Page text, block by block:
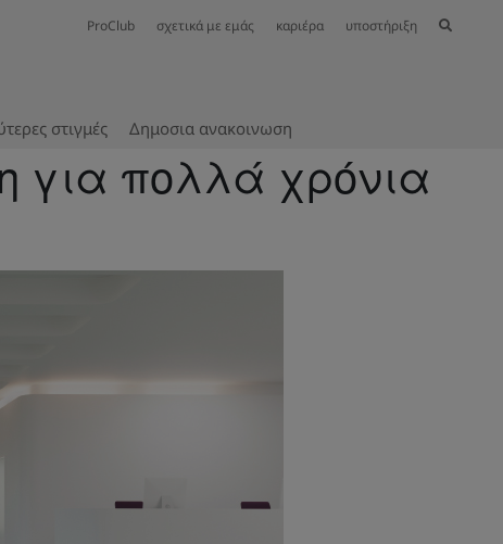
ProClub σχετικά με εμάς καριέρα υποστήριξη
στιγμές Δημοσια ανακοινωση
για πολλά χρόνια